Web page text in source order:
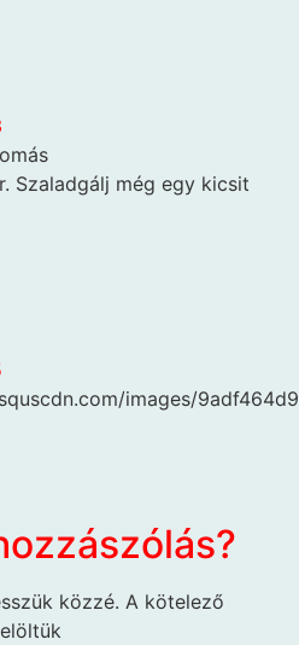
Szaladgálj még egy kicsit
images/
közzé. A kötelező